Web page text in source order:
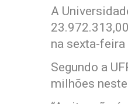
A
na sexta-
Segundo a
milhões